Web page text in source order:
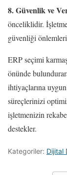
8. Güvenlik ve
önceliklidir.
güvenliği önlemleri
ERP seçimi
önünde
ihtiyaçlarına
süreçlerinizi
işletmenizin
destekler.
Kategoriler: Dijital